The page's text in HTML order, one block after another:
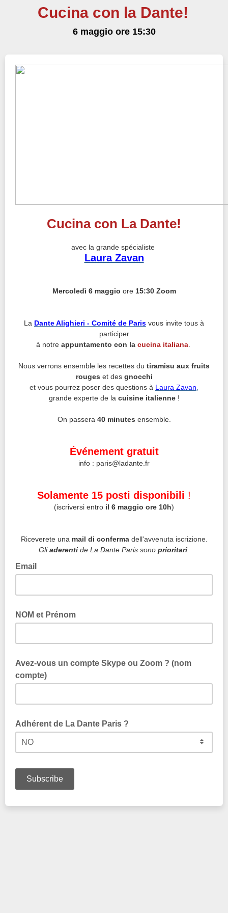
Cucina con la Dante!
6 maggio ore 15:30
Cucina con La Dante!
avec la grande spécialiste
Laura Zavan
Mercoledì 6 maggio ore 15:30 Zoom
La Dante Alighieri - Comité de Paris vous invite tous à
participer
à notre appuntamento con la cucina italiana.
Nous verrons ensemble les recettes du tiramisu aux fruits
rouges et des gnocchi
et vous pourrez poser des questions à Laura Zavan
grande experte de la cuisine italienne!
On passera 40 minutes ensemble.
Événement gratuit
info : paris@ladante.fr
Solamente 15 posti disponibili !
(iscriversi entro il 6 maggio ore 10h)
Riceverete una mail di conferma dell'avvenuta iscrizione.
Gliaderenti de La Dante Paris sono prioritari
Email
NOM et Prénom
Avez-vous un compte Skype ou Zoom ? (nom
compte)
Adhérent de La Dante Paris ?